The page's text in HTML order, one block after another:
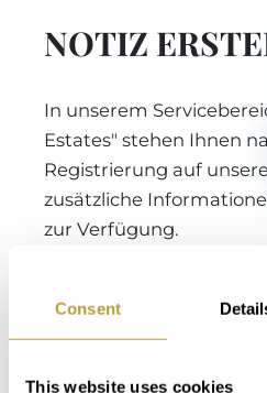
Consent
This website uses cookies
NOTIZ
In unserem
Estates" stehen Ihnen
Registrierung auf
zusätzliche
zur Verfügung.